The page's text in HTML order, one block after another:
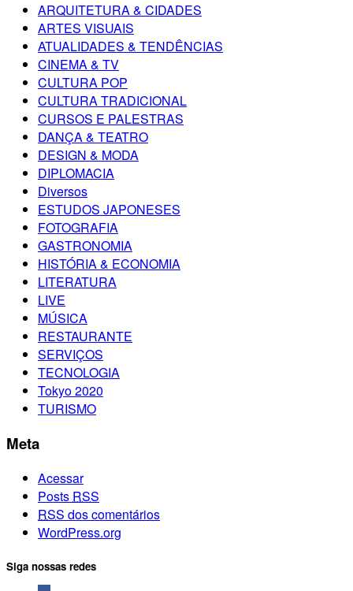
ARQUITETURA & CIDADES
ARTES VISUAIS
ATUALIDADES & TENDÊNCIAS
CINEMA & TV
CULTURA POP
CULTURA TRADICIONAL
CURSOS E PALESTRAS
DANÇA & TEATRO
DESIGN & MODA
DIPLOMACIA
Diversos
ESTUDOS JAPONESES
FOTOGRAFIA
GASTRONOMIA
HISTÓRIA & ECONOMIA
LITERATURA
LIVE
MÚSICA
RESTAURANTE
SERVIÇOS
TECNOLOGIA
Tokyo 2020
TURISMO
Meta
Acessar
Posts RSS
RSS dos comentários
WordPress.org
Siga nossas redes